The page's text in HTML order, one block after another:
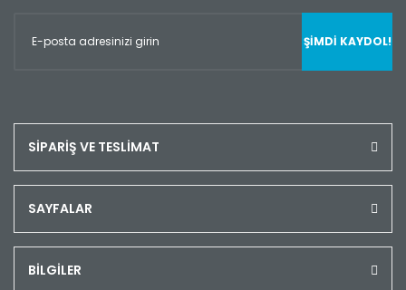
ŞİMDİ KAYDOL!
SİPARİŞ VE TESLİMAT
SAYFALAR
BİLGİLER